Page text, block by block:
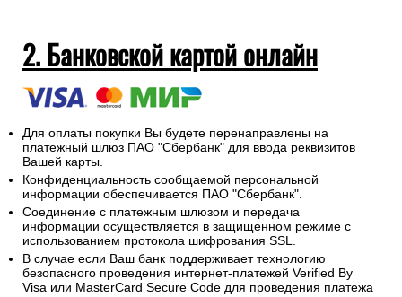
2. Банковской картой онлайн
Для оплаты покупки Вы будете перенаправлены на
платежный шлюз ПАО "Сбербанк" для ввода реквизитов
Вашей карты.
Конфиденциальность сообщаемой персональной
информации обеспечивается ПАО "Сбербанк".
Соединение с платежным шлюзом и передача
информации осуществляется в защищенном режиме с
использованием протокола шифрования SSL.
В случае если Ваш банк поддерживает технологию
безопасного проведения интернет-платежей Verified By
Visa или MasterCard Secure Code для проведения платежа